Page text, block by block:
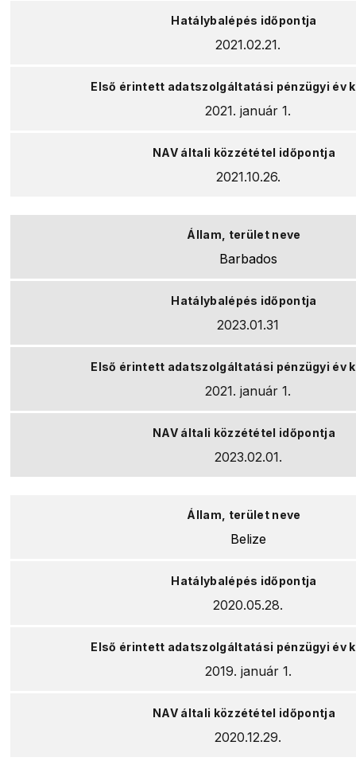
2021.02.21.
2021. január 1.
2021.10.26.
Barbados
2023.01.31
2021. január 1.
2023.02.01.
Belize
2020.05.28.
2019. január 1.
2020.12.29.